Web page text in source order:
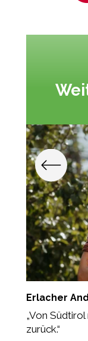
Erlacher
„Von
zurück.“